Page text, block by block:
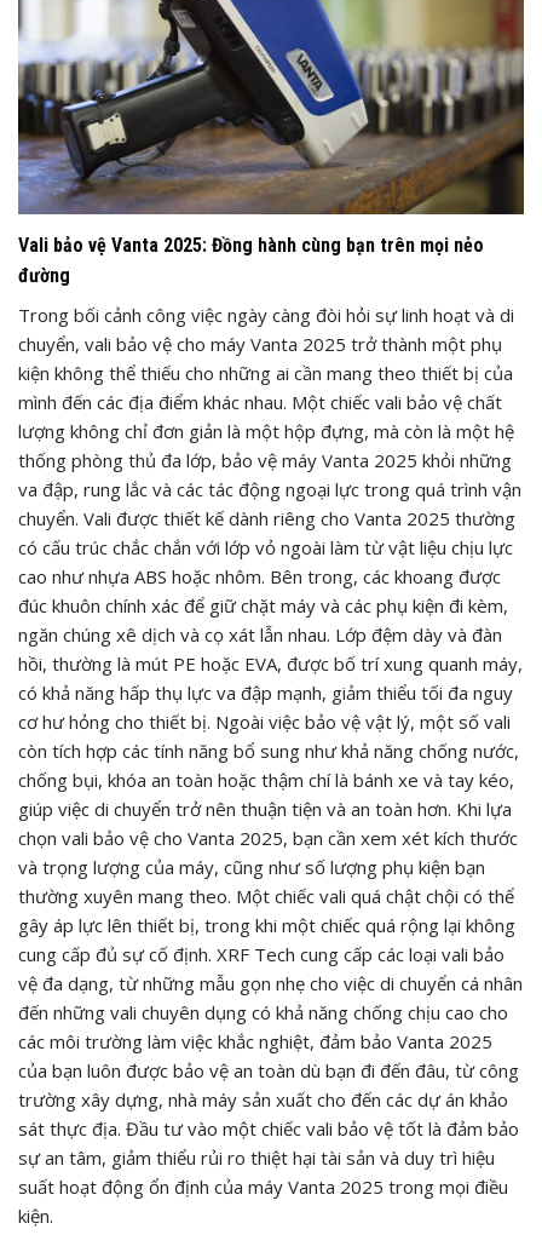
Vali bảo vệ Vanta 2025: Đồng hành cùng bạn trên mọi nẻo
đường
Trong bối cảnh công việc ngày càng đòi hỏi sự linh hoạt và di
chuyển, vali bảo vệ cho máy Vanta 2025 trở thành một phụ
kiện không thể thiếu cho những ai cần mang theo thiết bị của
mình đến các địa điểm khác nhau. Một chiếc vali bảo vệ chất
lượng không chỉ đơn giản là một hộp đựng, mà còn là một hệ
thống phòng thủ đa lớp, bảo vệ máy Vanta 2025 khỏi những
va đập, rung lắc và các tác động ngoại lực trong quá trình vận
chuyển. Vali được thiết kế dành riêng cho Vanta 2025 thường
có cấu trúc chắc chắn với lớp vỏ ngoài làm từ vật liệu chịu lực
cao như nhựa ABS hoặc nhôm. Bên trong, các khoang được
đúc khuôn chính xác để giữ chặt máy và các phụ kiện đi kèm,
ngăn chúng xê dịch và cọ xát lẫn nhau. Lớp đệm dày và đàn
hồi, thường là mút PE hoặc EVA, được bố trí xung quanh máy,
có khả năng hấp thụ lực va đập mạnh, giảm thiểu tối đa nguy
cơ hư hỏng cho thiết bị. Ngoài việc bảo vệ vật lý, một số vali
còn tích hợp các tính năng bổ sung như khả năng chống nước,
chống bụi, khóa an toàn hoặc thậm chí là bánh xe và tay kéo,
giúp việc di chuyển trở nên thuận tiện và an toàn hơn. Khi lựa
chọn vali bảo vệ cho Vanta 2025, bạn cần xem xét kích thước
và trọng lượng của máy, cũng như số lượng phụ kiện bạn
thường xuyên mang theo. Một chiếc vali quá chật chội có thể
gây áp lực lên thiết bị, trong khi một chiếc quá rộng lại không
cung cấp đủ sự cố định. XRF Tech cung cấp các loại vali bảo
vệ đa dạng, từ những mẫu gọn nhẹ cho việc di chuyển cá nhân
đến những vali chuyên dụng có khả năng chống chịu cao cho
các môi trường làm việc khắc nghiệt, đảm bảo Vanta 2025
của bạn luôn được bảo vệ an toàn dù bạn đi đến đâu, từ công
trường xây dựng, nhà máy sản xuất cho đến các dự án khảo
sát thực địa. Đầu tư vào một chiếc vali bảo vệ tốt là đảm bảo
sự an tâm, giảm thiểu rủi ro thiệt hại tài sản và duy trì hiệu
suất hoạt động ổn định của máy Vanta 2025 trong mọi điều
kiện.